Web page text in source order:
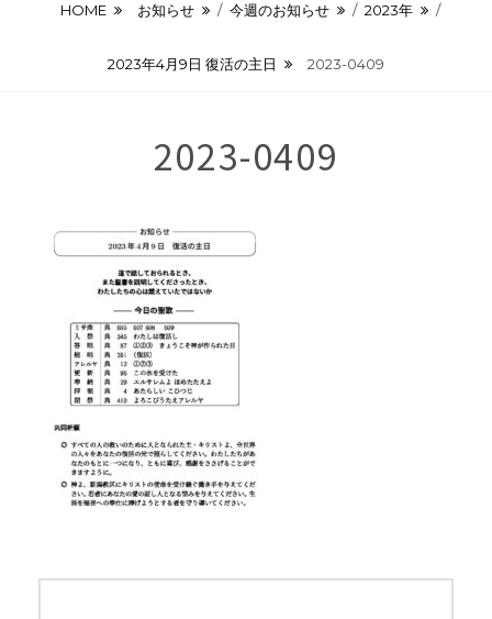
HOME お知らせ / 今週のお知らせ / 2023年 /
2023年4月9日 復活の主日 2023-0409
2023-0409